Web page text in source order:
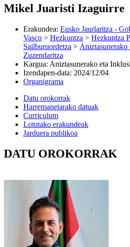
Mikel Juaristi Izaguirre
Erakundea: Eusko Jaurlaritza -
Vasco > Hezkuntza > Hezkuntza
Sailburuordetza >
Zuzendaritza
Kargua: Aniztasunerako eta
Izendapen-data: 2024/12/04
Organigrama
Datu orokorrak
Harremanetarako datuak
Curriculum
Lotutako erakundeak
Jarduera publikoa
DATU OROKORRAK